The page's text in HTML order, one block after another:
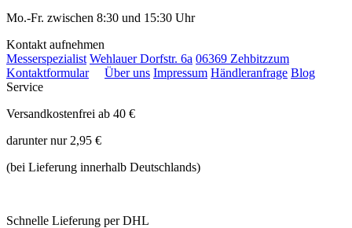
Mo.-Fr. zwischen 8:30 und 15:30 Uhr
Kontakt aufnehmen
Messerspezialist Wehlauer Dorfstr. 6a 06369 Zehbitzzum
Kontaktformular
Über uns Impressum Händleranfrage Blog
Service
Versandkostenfrei ab 40 €
darunter nur 2,95 €
(bei Lieferung innerhalb Deutschlands)
Schnelle Lieferung per DHL